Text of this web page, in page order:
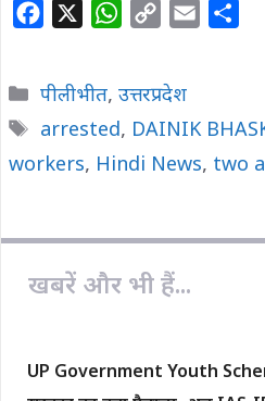
e
b
o
W
t
s
A
y
L
i
l
e
Categories
पीलीभीत, उत्तरप्रदेश
Tags
arrested, DAINIK
workers, Hindi News, two
खबरें और भी हैं...
UP Government Youth